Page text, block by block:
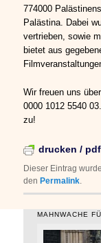
774000
Palästina. Dabei
vertrieben, sowie
bietet aus
Wir freuen uns
0000 1012 5540
zu!
drucken /
Dieser Eintrag
denPermalink
MAHNWACHE